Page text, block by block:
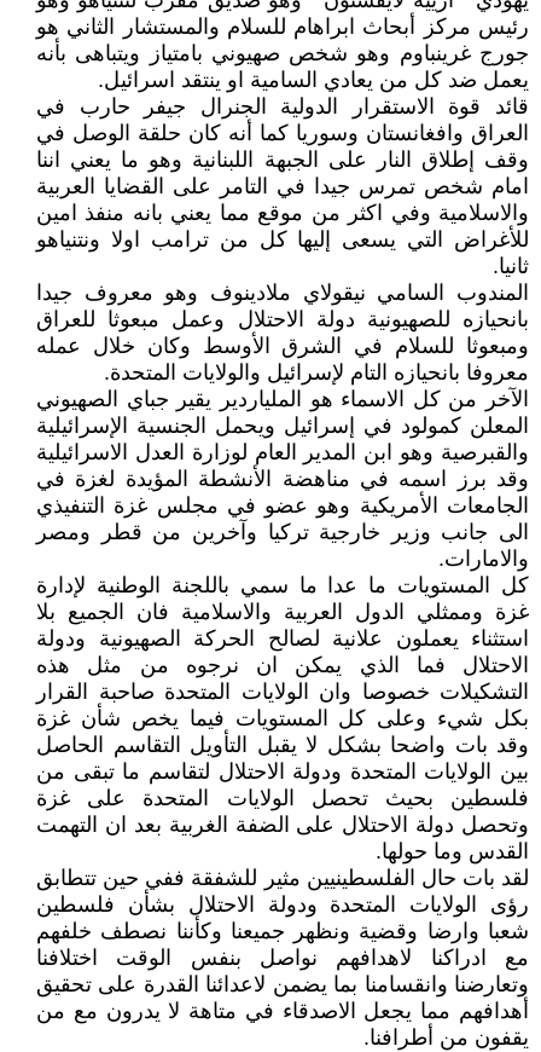
رئيس مركز أبحاث ابراهام للسلام والمستشار الثاني هو
جورج غرينباوم وهو شخص صهيوني بامتياز ويتباهى بأنه
يعمل ضد كل من يعادي السامية او ينتقد اسرائيل.
قائد قوة الاستقرار الدولية الجنرال جيفر حارب في
العراق وافغانستان وسوريا كما أنه كان حلقة الوصل في
وقف إطلاق النار على الجبهة اللبنانية وهو ما يعني اننا
امام شخص تمرس جيدا في التامر على القضايا العربية
والاسلامية وفي اكثر من موقع مما يعني بانه منفذ امين
للأغراض التي يسعى إليها كل من ترامب اولا ونتنياهو
ثانيا.
المندوب السامي نيقولاي ملادينوف وهو معروف جيدا
بانحيازه للصهيونية دولة الاحتلال وعمل مبعوثا للعراق
ومبعوثا للسلام في الشرق الأوسط وكان خلال عمله
معروفا بانحيازه التام لإسرائيل والولايات المتحدة.
الآخر من كل الاسماء هو الملياردير يقير جباي الصهيوني
المعلن كمولود في إسرائيل ويحمل الجنسية الإسرائيلية
والقبرصية وهو ابن المدير العام لوزارة العدل الاسرائيلية
وقد برز اسمه في مناهضة الأنشطة المؤيدة لغزة في
الجامعات الأمريكية وهو عضو في مجلس غزة التنفيذي
الى جانب وزير خارجية تركيا وآخرين من قطر ومصر
والامارات.
كل المستويات ما عدا ما سمي باللجنة الوطنية لإدارة
غزة وممثلي الدول العربية والاسلامية فان الجميع بلا
استثناء يعملون علانية لصالح الحركة الصهيونية ودولة
الاحتلال فما الذي يمكن ان نرجوه من مثل هذه
التشكيلات خصوصا وان الولايات المتحدة صاحبة القرار
بكل شيء وعلى كل المستويات فيما يخص شأن غزة
وقد بات واضحا بشكل لا يقبل التأويل التقاسم الحاصل
بين الولايات المتحدة ودولة الاحتلال لتقاسم ما تبقى من
فلسطين بحيث تحصل الولايات المتحدة على غزة
وتحصل دولة الاحتلال على الضفة الغربية بعد ان التهمت
القدس وما حولها.
لقد بات حال الفلسطينيين مثير للشفقة ففي حين تتطابق
رؤى الولايات المتحدة ودولة الاحتلال بشأن فلسطين
شعبا وارضا وقضية ونظهر جميعنا وكأننا نصطف خلفهم
مع ادراكنا لاهدافهم نواصل بنفس الوقت اختلافنا
وتعارضنا وانقسامنا بما يضمن لاعدائنا القدرة على تحقيق
أهدافهم مما يجعل الاصدقاء في متاهة لا يدرون مع من
يقفون من أطرافنا.